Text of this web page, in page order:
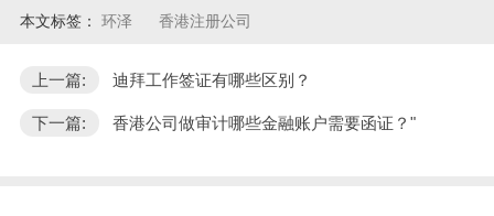
本文标签： 环泽 香港注册公司
上一篇: 迪拜工作签证有哪些区别？
下一篇: 香港公司做审计哪些金融账户需要函证？"